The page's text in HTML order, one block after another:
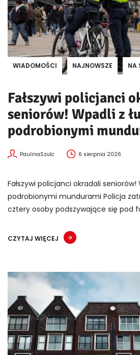
WIADOMOŚCI NAJNOWSZE NA
Fałszywi policjanci
seniorów! Wpadli z
podrobionymi
PaulinaSzulc 6 sierpnia 2026
Fałszywi policjanci okradali seniorów!
podrobionymi mundurami Policja
cztery osoby podszywające się pod
CZYTAJ WIĘCEJ